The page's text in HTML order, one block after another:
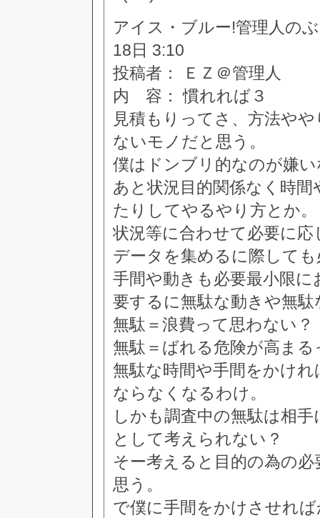
アイス・ブルー!管理人の
18日 3:10
投稿者： ＥＺ＠管理人
内 容： 慣れれば３
見積もりってさ、方法や
ないモノだと思う。
僕はドンブリ的なのが嫌
あと状況目的関係なく時
たりしてやるやり方とか。
状況等に合わせて必要に
データを集めるに際して
手間や動きも必要最小限
要するに無駄な動きや無
無駄＝浪費って思わない？
無駄＝ばれる危険が高ま
無駄な時間や手間をかけ
ならなくなるわけ。
しかも調査中の無駄は相
として考えられない？
そー考えると目的の為の
思う。
で僕に手間をかけさせれ